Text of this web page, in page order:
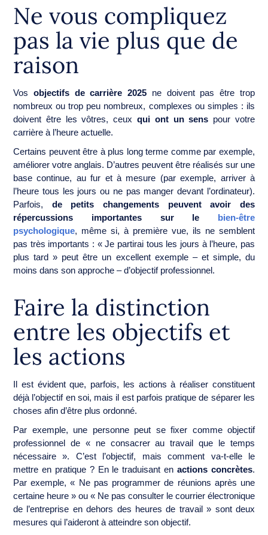
Ne vous compliquez
pas la vie plus que de
raison
Vos objectifs de carrière 2025 ne doivent pas être trop
nombreux ou trop peu nombreux, complexes ou simples : ils
doivent être les vôtres, ceux qui ont un sens pour votre
carrière à l’heure actuelle.
Certains peuvent être à plus long terme comme par exemple,
améliorer votre anglais. D’autres peuvent être réalisés sur une
base continue, au fur et à mesure (par exemple, arriver à
l’heure tous les jours ou ne pas manger devant l’ordinateur).
Parfois, de petits changements peuvent avoir des
répercussions importantes sur le bien-être
psychologique, même si, à première vue, ils ne semblent
pas très importants : « Je partirai tous les jours à l’heure, pas
plus tard » peut être un excellent exemple – et simple, du
moins dans son approche – d’objectif professionnel.
Faire la distinction
entre les objectifs et
les actions
Il est évident que, parfois, les actions à réaliser constituent
déjà l’objectif en soi, mais il est parfois pratique de séparer les
choses afin d’être plus ordonné.
Par exemple, une personne peut se fixer comme objectif
professionnel de « ne consacrer au travail que le temps
nécessaire ». C’est l’objectif, mais comment va-t-elle le
mettre en pratique ? En le traduisant enactions concrètes.
Par exemple, « Ne pas programmer de réunions après une
certaine heure » ou « Ne pas consulter le courrier électronique
de l’entreprise en dehors des heures de travail » sont deux
mesures qui l’aideront à atteindre son objectif.